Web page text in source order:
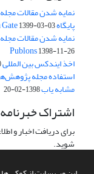
نمایه شدن مقالات
پایگاه Research Gate1399-03-03
نمایه شدن مقالات
Publons1398-11-26
اخذ ایندکس بین المللی ResearchBib
استفاده مجله
مشابه یاب1398-02-20
اشتراک خبرنامه
برای دریافت اخبار و
شوید.